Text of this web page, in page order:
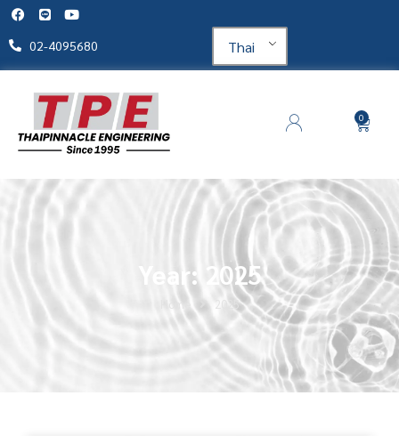
02-4095680 Thai
0
Year: 2025
Home 2025